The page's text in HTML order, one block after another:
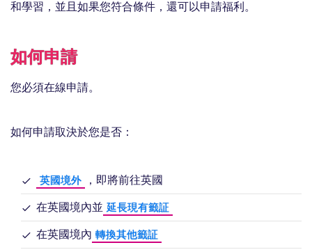
和學習，並且如果您符合條件，還可以申請福利。
如何申請
您必須在線申請。
如何申請取決於您是否：
英國境外 ，即將前往英國
在英國境內並 延長現有籤証
在英國境內 轉換其他籤証